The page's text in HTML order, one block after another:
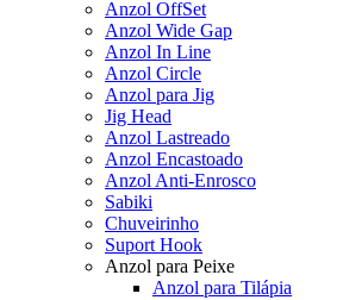
Anzol OffSet
Anzol Wide Gap
Anzol In Line
Anzol Circle
Anzol para Jig
Jig Head
Anzol Lastreado
Anzol Encastoado
Anzol Anti-Enrosco
Sabiki
Chuveirinho
Suport Hook
Anzol para Peixe
Anzol para Tilápia